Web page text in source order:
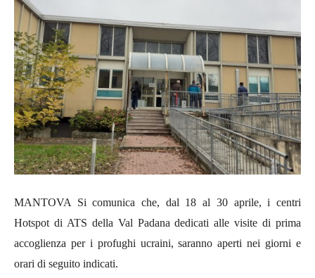
MANTOVA Si comunica che, dal 18 al 30 aprile, i centri
Hotspot di ATS della Val Padana dedicati alle visite di prima
accoglienza per i profughi ucraini, saranno aperti nei giorni e
orari di seguito indicati.